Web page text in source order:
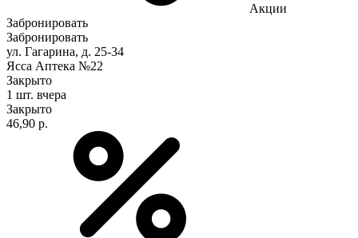
Акции
Забронировать
Забронировать
ул. Гагарина, д. 25-34
Ясса Аптека №22
Закрыто
1 шт. вчера
Закрыто
46,90 р.